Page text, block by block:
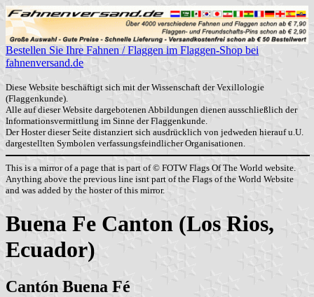
Bestellen Sie Ihre Fahnen / Flaggen im Flaggen-Shop bei
fahnenversand.de
Diese Website beschäftigt sich mit der Wissenschaft der Vexillologie
(Flaggenkunde).
Alle auf dieser Website dargebotenen Abbildungen dienen ausschließlich der
Informationsvermittlung im Sinne der Flaggenkunde.
Der Hoster dieser Seite distanziert sich ausdrücklich von jedweden hierauf u.U.
dargestellten Symbolen verfassungsfeindlicher Organisationen.
This is a mirror of a page that is part of © FOTW Flags Of The World website.
Anything above the previous line isnt part of the Flags of the World Website
and was added by the hoster of this mirror.
Buena Fe Canton (Los Rios,
Ecuador)
Cantón Buena Fé